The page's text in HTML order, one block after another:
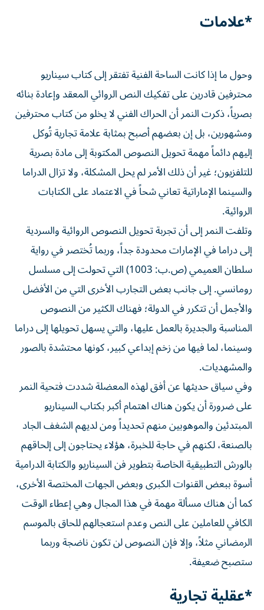
*علامات
وحول ما إذا كانت الساحة الفنية تفتقر إلى كتاب سيناريو
محترفين قادرين على تفكيك النص الروائي المعقد وإعادة بنائه
بصرياً، ذكرت النمر أن الحراك الفني لا يخلو من كتاب محترفين
ومشهورين، بل إن بعضهم أصبح بمثابة علامة تجارية تُوكل
إليهم دائماً مهمة تحويل النصوص المكتوبة إلى مادة بصرية
للتلفزيون؛ غير أن ذلك الأمر لم يحل المشكلة، ولا تزال الدراما
والسينما الإماراتية تعاني شحاً في الاعتماد على الكتابات
الروائية.
وتلفت النمر إلى أن تجربة تحويل النصوص الروائية والسردية
إلى دراما في الإمارات محدودة جداً، وربما تُختصر في رواية
سلطان العميمي (ص.ب: 1003) التي تحولت إلى مسلسل
رومانسي. إلى جانب بعض التجارب الأخرى التي من الأفضل
والأجمل أن تتكرر في الدولة؛ فهناك الكثير من النصوص
المناسبة والجديرة بالعمل عليها، والتي يسهل تحويلها إلى دراما
وسينما، لما فيها من زخم إبداعي كبير، كونها محتشدة بالصور
والمشهديات.
وفي سياق حديثها عن أفق لهذه المعضلة شددت فتحية النمر
على ضرورة أن يكون هناك اهتمام أكبر بكتاب السيناريو
المبتدئين والموهوبين منهم تحديداً ومن لديهم الشغف الجاد
بالصنعة، لكنهم في حاجة للخبرة، هؤلاء يحتاجون إلى إلحاقهم
بالورش التطبيقية الخاصة بتطوير فن السيناريو والكتابة الدرامية
أسوة ببعض القنوات الكبرى وبعض الجهات المختصة الأخرى،
كما أن هناك مسألة مهمة في هذا المجال وهي إعطاء الوقت
الكافي للعاملين على النص وعدم استعجالهم للحاق بالموسم
الرمضاني مثلاً، وإلا فإن النصوص لن تكون ناضجة وربما
ستصبح ضعيفة.
*عقلية تجارية